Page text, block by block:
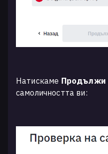
Натискаме Продължи
самоличността ви: